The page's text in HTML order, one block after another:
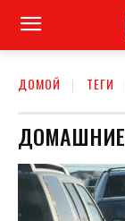
ДОМОЙ ТЕГИ
ДОМАШНИЕ